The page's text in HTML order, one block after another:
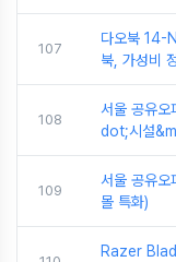
107
다오북 14-
북, 가성비
108
서울 공유오
dot;시설
109
서울 공유오
몰 특화)
Razer